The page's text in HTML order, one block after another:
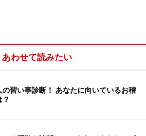
をＹ字型にしたものを剣山のかわり
ていた時代から今にいたるまで、様式
を変えながら広まってきたという華
けのぼう）」「草月流（そうげつり
（おはらりゅう）」は三大流派と呼ば
あわせて読みたい
の習い事診断！ あなたに向いているお稽
？